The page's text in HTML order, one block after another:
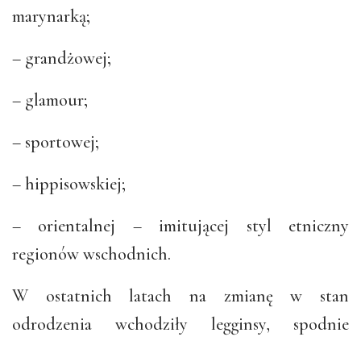
marynarką;
– grandżowej;
– glamour;
– sportowej;
– hippisowskiej;
– orientalnej – imitującej styl etniczny
regionów wschodnich.
W ostatnich latach na zmianę w stan
odrodzenia wchodziły legginsy, spodnie